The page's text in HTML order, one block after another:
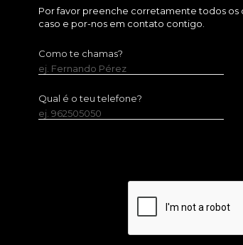
Por favor preenche corretamente todos os
caso e por-nos em contato contigo.
Como te chamas?
ej. Fernando Pérez
Qual é o teu telefone?
ej. 962505050